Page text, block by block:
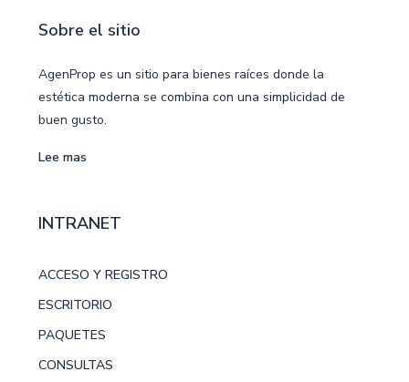
Sobre el sitio
AgenProp es un sitio para bienes raíces donde la
estética moderna se combina con una simplicidad de
buen gusto.
Lee mas
INTRANET
ACCESO Y REGISTRO
ESCRITORIO
PAQUETES
CONSULTAS